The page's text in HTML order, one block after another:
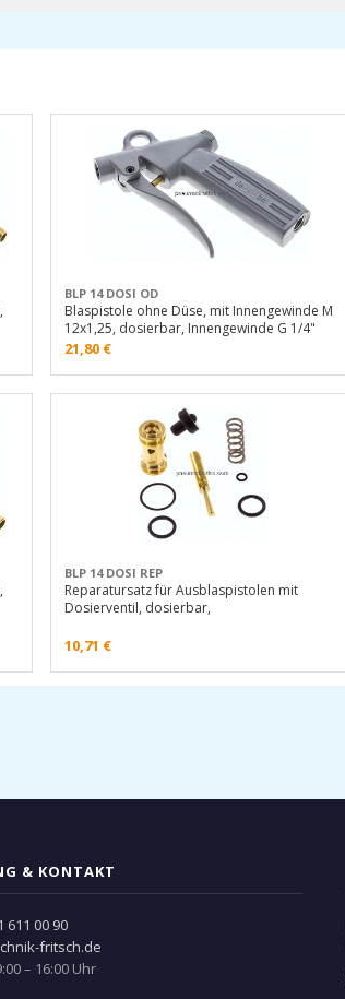
BLP 14 DOSI OD
Blaspistole ohne Düse, mit Innengewinde M
12x1,25, dosierbar, Innengewinde G 1/4"
21,80 €
BLP 14 DOSI REP
Reparatursatz für Ausblaspistolen mit
Dosierventil, dosierbar,
10,71 €
& KONTAKT
611 00 90
fritsch.de
– 16:00 Uhr